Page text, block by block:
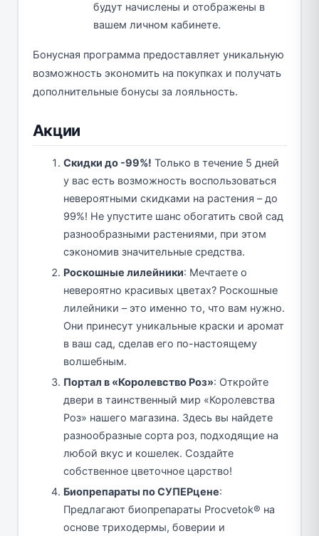
будут начислены и отображены в
вашем личном кабинете.
Бонусная программа предоставляет уникальную
возможность экономить на покупках и получать
дополнительные бонусы за лояльность.
Акции
Скидки до -99%! Только в течение 5 дней
у вас есть возможность воспользоваться
невероятными скидками на растения – до
99%! Не упустите шанс обогатить свой сад
разнообразными растениями, при этом
сэкономив значительные средства.
Роскошные лилейники: Мечтаете о
невероятно красивых цветах? Роскошные
лилейники – это именно то, что вам нужно.
Они принесут уникальные краски и аромат
в ваш сад, сделав его по-настоящему
волшебным.
Портал в «Королевство Роз»: Откройте
двери в таинственный мир «Королевства
Роз» нашего магазина. Здесь вы найдете
разнообразные сорта роз, подходящие на
любой вкус и кошелек. Создайте
собственное цветочное царство!
Биопрепараты по СУПЕРцене:
Предлагают биопрепараты Procvetok® на
основе триходермы, боверии и